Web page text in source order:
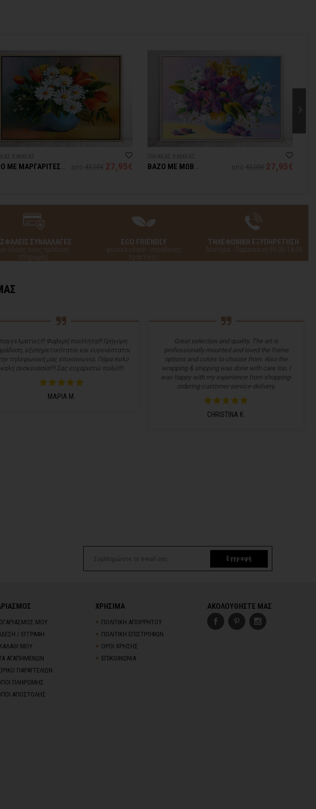
ΜΕ ΜΑΡΓΑΡΙΤΕΣ
27,95€
ΒΑΖΟ ΜΕ ΜΩΒ
27,95€
ΣΥΝΑΛΛΑΓΕΣ
με όλους τους τρόπους
πληρωμής
ECO FRIENDLY
φυσικά υλικά - υπεύθυνες
πρακτικές
ΤΗΛΕΦΩΝΙΚΗ ΕΞΥΠΗΡΕΤΗΣΗ
Δευτέρα - Παρασκευή 09:00-18:00
Φοβερή ποιότητα!!! Γρήγορη
εξυπηρετικότατοι και ευγενέστατοι
τηλεφωνική μας επικοινωνία. Πάρα πολύ
καλή συσκευασία!!!! Σας ευχαριστώ πολύ!!!!
ΜΑΡΙΑ Μ.
Great selection and quality. The art is
professionally mounted and loved the frame
options and colors to choose from. Also the
wrapping & shipping was done with care too. I
was happy with my experience from shopping-
ordering-customer service-delivery.
CHRISTINA K.
Εγγραφή
ΜΟΥ
/ ΕΓΓΡΑΦΗ
ΜΟΥ
ΑΓΑΠΗΜΕΝΩΝ
ΠΑΡΑΓΓΕΛΙΩΝ
ΠΛΗΡΩΜΗΣ
ΑΠΟΣΤΟΛΗΣ
ΧΡΗΣΙΜΑ
ΠΟΛΙΤΙΚΗ ΑΠΟΡΡΗΤΟΥ
ΠΟΛΙΤΙΚΗ ΕΠΙΣΤΡΟΦΩΝ
ΟΡΟΙ ΧΡΗΣΗΣ
ΕΠΙΚΟΙΝΩΝΙΑ
ΑΚΟΛΟΥΘΗΣΤΕ ΜΑΣ